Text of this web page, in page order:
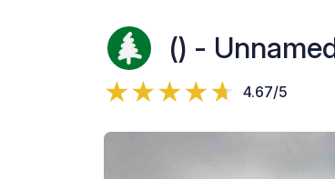
() -
4.67/5